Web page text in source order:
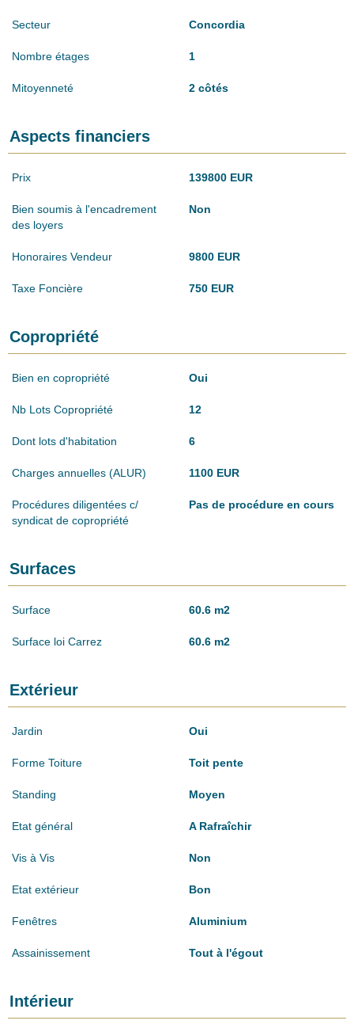
Secteur Concordia
Nombre étages 1
Mitoyenneté 2 côtés
Aspects financiers
Prix 139800 EUR
Bien soumis à l'encadrement
des loyers
Non
Honoraires Vendeur 9800 EUR
Taxe Foncière 750 EUR
Copropriété
Bien en copropriété Oui
Nb Lots Copropriété 12
Dont lots d'habitation 6
Charges annuelles (ALUR) 1100 EUR
Procédures diligentées c/
syndicat de copropriété
Pas de procédure en cours
Surfaces
Surface 60.6 m2
Surface loi Carrez 60.6 m2
Extérieur
Jardin Oui
Forme Toiture Toit pente
Standing Moyen
Etat général A Rafraîchir
Vis à Vis Non
Etat extérieur Bon
Fenêtres Aluminium
Assainissement Tout à l'égout
Intérieur